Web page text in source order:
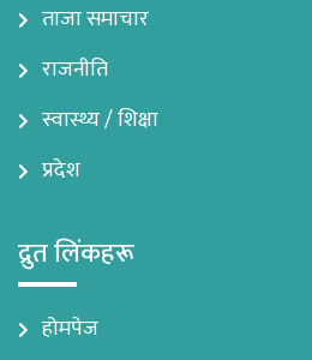
ताजा समाचार
राजनीति
स्वास्थ्य / शिक्षा
प्रदेश
द्रुत लिंकहरू
होमपेज